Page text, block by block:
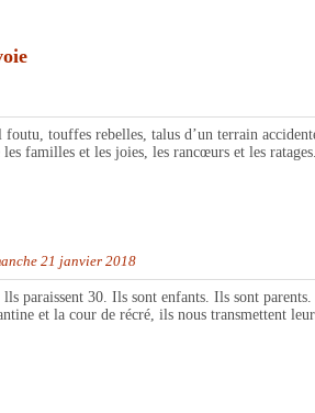
touffes rebelles, talus d’un terrain
les familles et les joies, les rancœurs et les
21 janvier 2018
paraissent 30. Ils sont enfants. Ils sont
et la cour de récré, ils nous transmettent